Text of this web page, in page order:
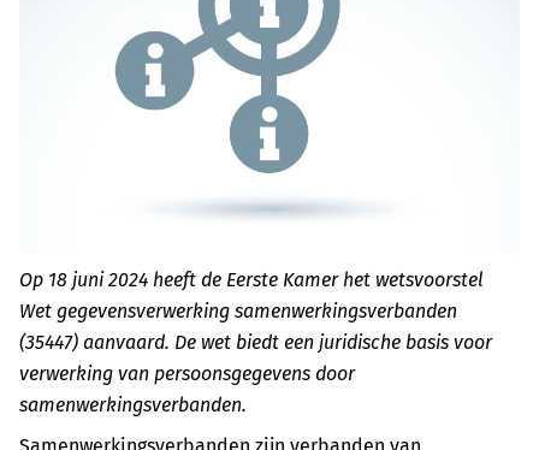
Op 18 juni 2024 heeft de Eerste Kamer het wetsvoorstel
Wet gegevensverwerking samenwerkingsverbanden
(35447) aanvaard. De wet biedt een juridische basis voor
verwerking van persoonsgegevens door
samenwerkingsverbanden.